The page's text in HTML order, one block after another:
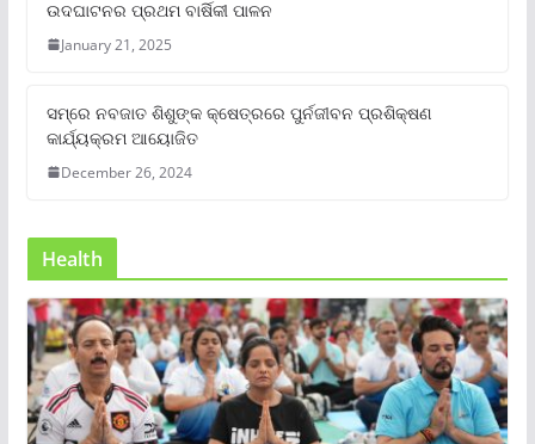
ଉଦଘାଟନର ପ୍ରଥମ ବାର୍ଷିକୀ ପାଳନ
January 21, 2025
ସମ୍‌ରେ ନବଜାତ ଶିଶୁଙ୍କ କ୍ଷେତ୍ରରେ ପୁର୍ନଜୀବନ ପ୍ରଶିକ୍ଷଣ
କାର୍ଯ୍ୟକ୍ରମ ଆୟୋଜିତ
December 26, 2024
Health